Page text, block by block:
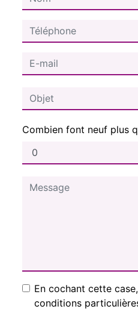
Combien font neuf plus
En cochant cette
conditions